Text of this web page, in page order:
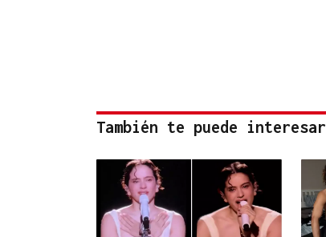
También te puede interesar